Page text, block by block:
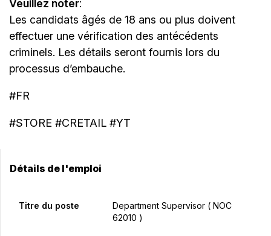
Veuillez noter:
Les candidats âgés de 18 ans ou plus doivent
effectuer une vérification des antécédents
criminels. Les détails seront fournis lors du
processus d’embauche.
#FR
#STORE #CRETAIL #YT
Détails de l'emploi
Titre du poste
Department Supervisor ( NOC
62010 )